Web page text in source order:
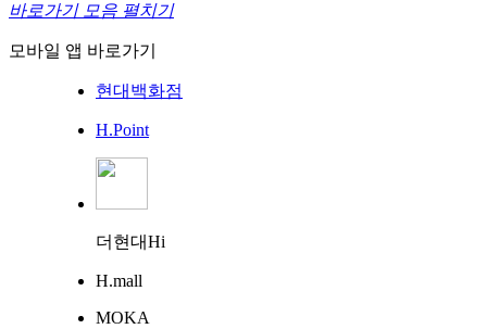
바로가기 모음 펼치기
모바일 앱 바로가기
현대백화점
H.Point
더현대Hi
H.mall
MOKA